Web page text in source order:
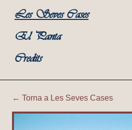
Les Seves Cases
El Panta
Credits
Tiurana |
← Torna a Les Seves Cases